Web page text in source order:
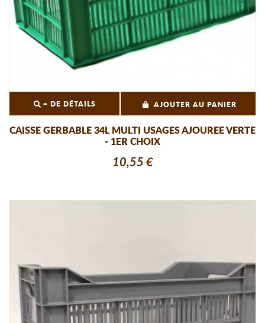
+ DE DÉTAILS AJOUTER AU PANIER
CAISSE GERBABLE 34L MULTI USAGES AJOUREE VERTE
- 1ER CHOIX
10,55 €